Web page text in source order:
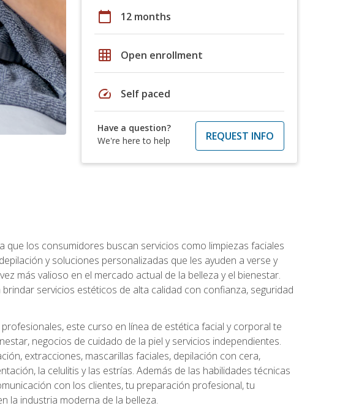
calendar_today 12 months
grid_on Open enrollment
speed Self paced
Have a question?
We're here to help
REQUEST INFO
que los consumidores buscan servicios como limpiezas faciales
y soluciones personalizadas que les ayuden a verse y
más valioso en el mercado actual de la belleza y el bienestar.
servicios estéticos de alta calidad con confianza, seguridad
este curso en línea de estética facial y corporal te
negocios de cuidado de la piel y servicios independientes.
extracciones, mascarillas faciales, depilación con cera,
la celulitis y las estrías. Además de las habilidades técnicas
con los clientes, tu preparación profesional, tu
la industria moderna de la belleza.